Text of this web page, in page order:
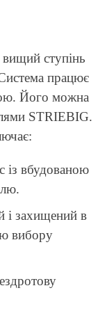
ступінь
працює
Його можна
STRIEBIG.
із вбудованою
і захищений в
вибору